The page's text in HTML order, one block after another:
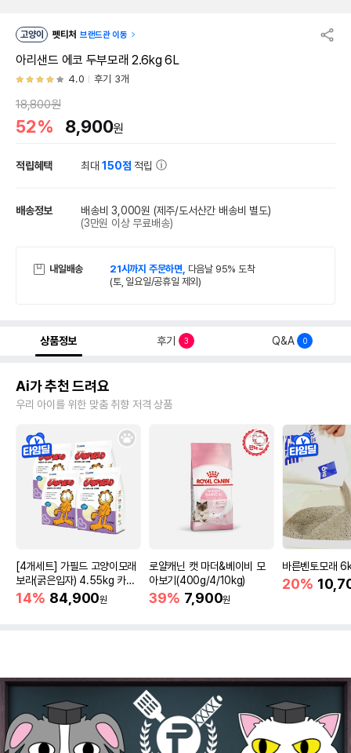
고양이 펫티처 브랜드관 이동
아리샌드 에코 두부모래 2.6kg 6L
4.0 후기 3개
18,800원
52% 8,900원
적립혜택 최대150점 적립
배송정보 배송비 3,000원 (제주/도서산간 배송비 별도)
(3만원 이상 무료배송)
내일배송 21시까지 주문하면, 다음날 95% 도착
(토, 일요일/공휴일 제외)
상품정보 후기 3 Q&A 0
Ai가 추천 드려요
우리 아이를 위한 맞춤 취향 저격 상품
[4개세트] 가필드 고양이모래
보라(굵은입자) 4.55kg 카사
바모래
14% 84,900원
로얄캐닌 캣 마더&베이비 모
아보기(400g/4/10kg)
39% 7,900원
바른벤토모래
20%